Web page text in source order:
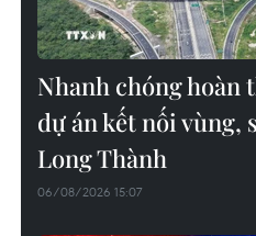
Nhanh chóng hoàn
dự án kết nối vùng,
Long Thành
06/08/2026 15:07